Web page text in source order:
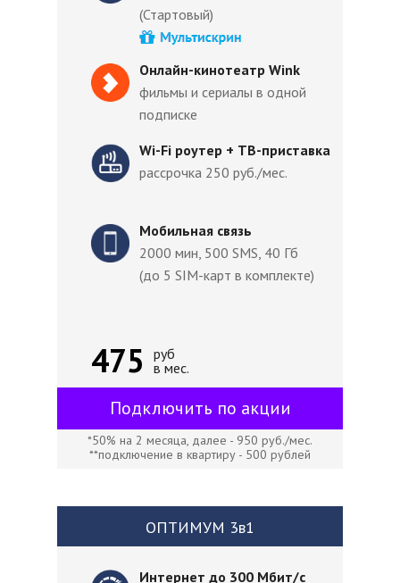
руб
в мес.
ОПТИМУМ 3в1
(Стартовый)
Wi-Fi роутер + ТВ-приставка
рассрочка 250 руб./мес.
Мобильная связь
2000 мин, 500 SMS, 40 Гб
(до 5 SIM-карт в комплекте)
Интернет до 300 Мбит/с
*50% на 2 месяца, далее - 950 руб./мес.
**подключение в квартиру - 500 рублей
Онлайн-кинотеатр Wink
фильмы и сериалы в одной
подписке
Подключить по акции
475